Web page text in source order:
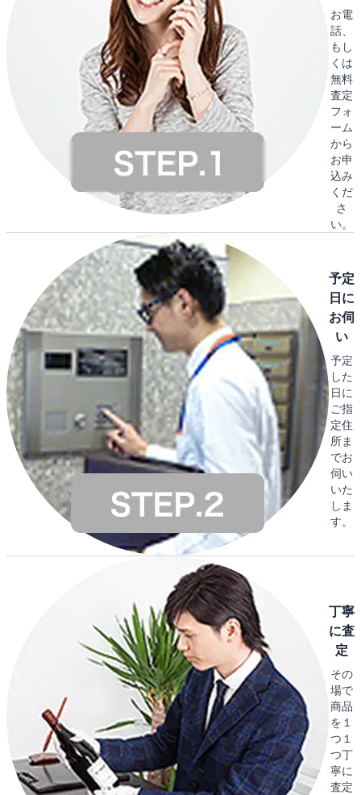
お電
話、
もし
くは
無料
査定
フォ
ーム
から
お申
込み
くだ
さ
い。
予定
日に
お伺
い
予定
した
日に
ご指
定住
所ま
でお
伺い
いた
しま
す。
丁寧
に査
定
その
場で
商品
を１
つ１
つ丁
寧に
査定